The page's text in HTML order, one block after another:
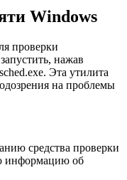
Windows
проверки
нажав
Эта утилита
на проблемы
средства проверки
информацию об